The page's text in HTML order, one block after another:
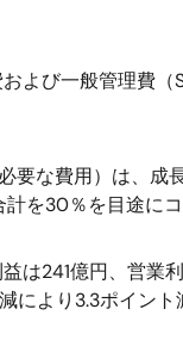
よび一般管理費
要な費用）は、
を30％を目途に
は241億円、営業
により3.3ポイン